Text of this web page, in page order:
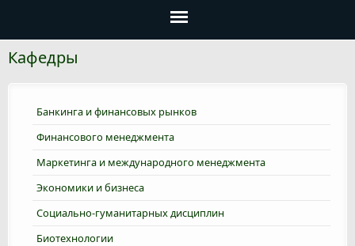
Кафедры
Банкинга и финансовых рынков
Финансового менеджмента
Маркетинга и международного менеджмента
Экономики и бизнеса
Социально-гуманитарных дисциплин
Биотехнологии